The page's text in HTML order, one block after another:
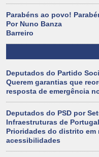
Parabéns ao povo!
Por Nuno Banza
Barreiro
Deputados do Partido
Querem garantias que
resposta de emergência
Deputados do PSD por
Infraestruturas de Portugal
Prioridades do distrito em
acessibilidades